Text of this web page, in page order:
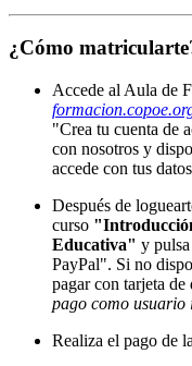
¿Cómo
Accede al Aula de
"Crea tu cuenta de
con nosotros y
accede con tus
Después de
curso
Educativa" y
PayPal". Si no
pagar con tarjeta
pago como usuario
Realiza el pago de